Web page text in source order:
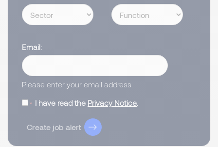
Email
Please enter your email address.
I have read the Privacy Notice.
Create job alert